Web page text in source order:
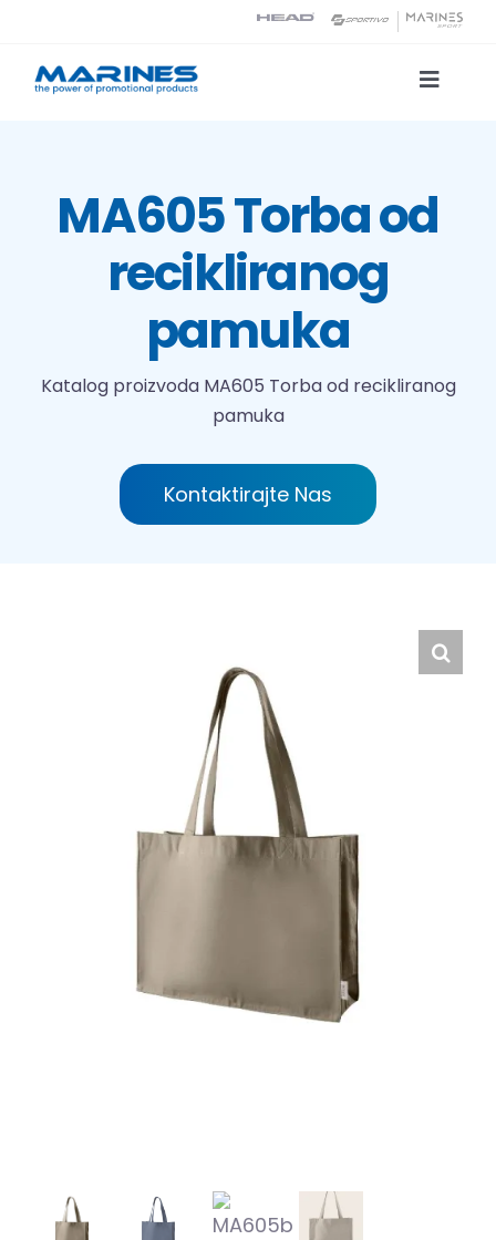
content
Toggle
Tehnologije tiska
MA605 Torba od
recikliranog
pamuka
Katalog proizvoda MA605 Torba od recikliranog
pamuka
Kontaktirajte Nas